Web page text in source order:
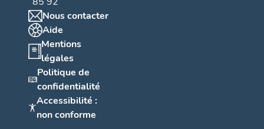
Nous contacter
Aide
Mentions
légales
Politique de
confidentialité
Accessibilité :
non conforme